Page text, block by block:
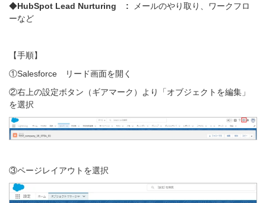
◆HubSpot Lead Nurturing :
メールのやり取り、ワークフロ
ーなど
【手順】
①Salesforce リード画面を開く
②右上の設定ボタン（ギアマーク）より「オブジェクトを編集」
を選択
③ページレイアウトを選択